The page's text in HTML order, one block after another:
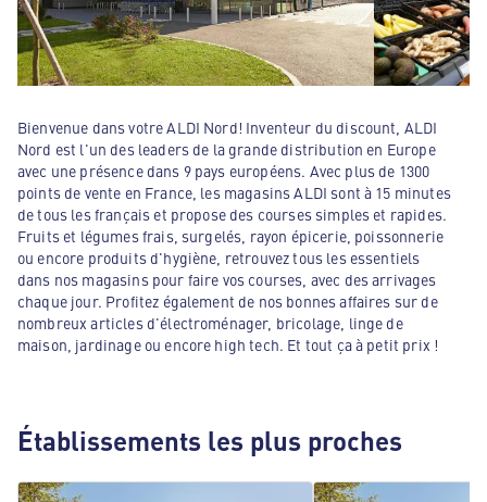
Bienvenue dans votre ALDI Nord! Inventeur du discount, ALDI
Nord est l'un des leaders de la grande distribution en Europe
avec une présence dans 9 pays européens. Avec plus de 1300
points de vente en France, les magasins ALDI sont à 15 minutes
de tous les français et propose des courses simples et rapides.
Fruits et légumes frais, surgelés, rayon épicerie, poissonnerie
ou encore produits d'hygiène, retrouvez tous les essentiels
dans nos magasins pour faire vos courses, avec des arrivages
chaque jour. Profitez également de nos bonnes affaires sur de
nombreux articles d'électroménager, bricolage, linge de
maison, jardinage ou encore high tech. Et tout ça à petit prix !
Établissements les plus proches